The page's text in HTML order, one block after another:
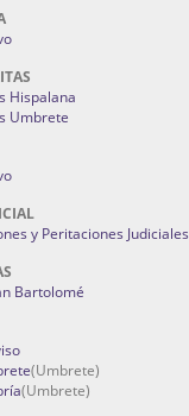
Hispalana
Umbrete
y Peritaciones Judiciales
Bartolomé
(Umbrete)
(Umbrete)